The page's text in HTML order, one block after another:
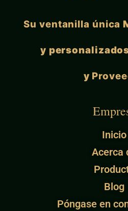
Su ventanilla única
y
y
Inicio
Acerca
Blog
Póngase en